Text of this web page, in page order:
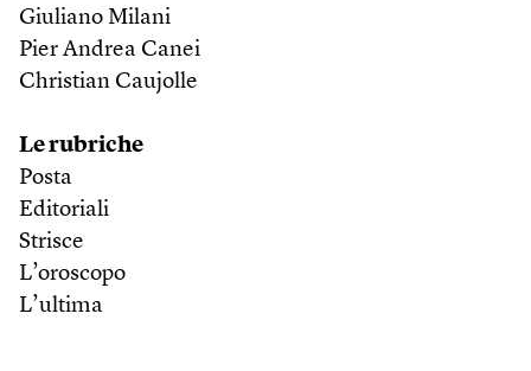
Giuliano Milani
Pier Andrea Canei
Christian Caujolle
Le rubriche
Posta
Editoriali
Strisce
L’oroscopo
L’ultima